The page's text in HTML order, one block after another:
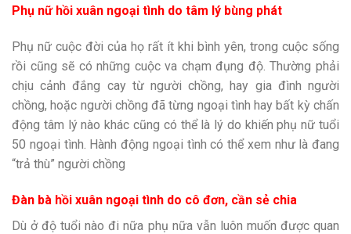
Phụ nữ hồi xuân ngoại tình do tâm lý bùng phát
Phụ nữ cuộc đời của họ rất ít khi bình yên, trong cuộc sống
rồi cũng sẽ có những cuộc va chạm đụng độ. Thường phải
chịu cảnh đắng cay từ người chồng, hay gia đình người
chồng, hoặc người chồng đã từng ngoại tình hay bất kỳ chấn
động tâm lý nào khác cũng có thể là lý do khiến phụ nữ tuổi
50 ngoại tình. Hành động ngoại tình có thể xem như là đang
“trả thù” người chồng
Đàn bà hồi xuân ngoại tình do cô đơn, cần sẻ chia
Dù ở độ tuổi nào đi nữa phụ nữa vẫn luôn muốn được quan